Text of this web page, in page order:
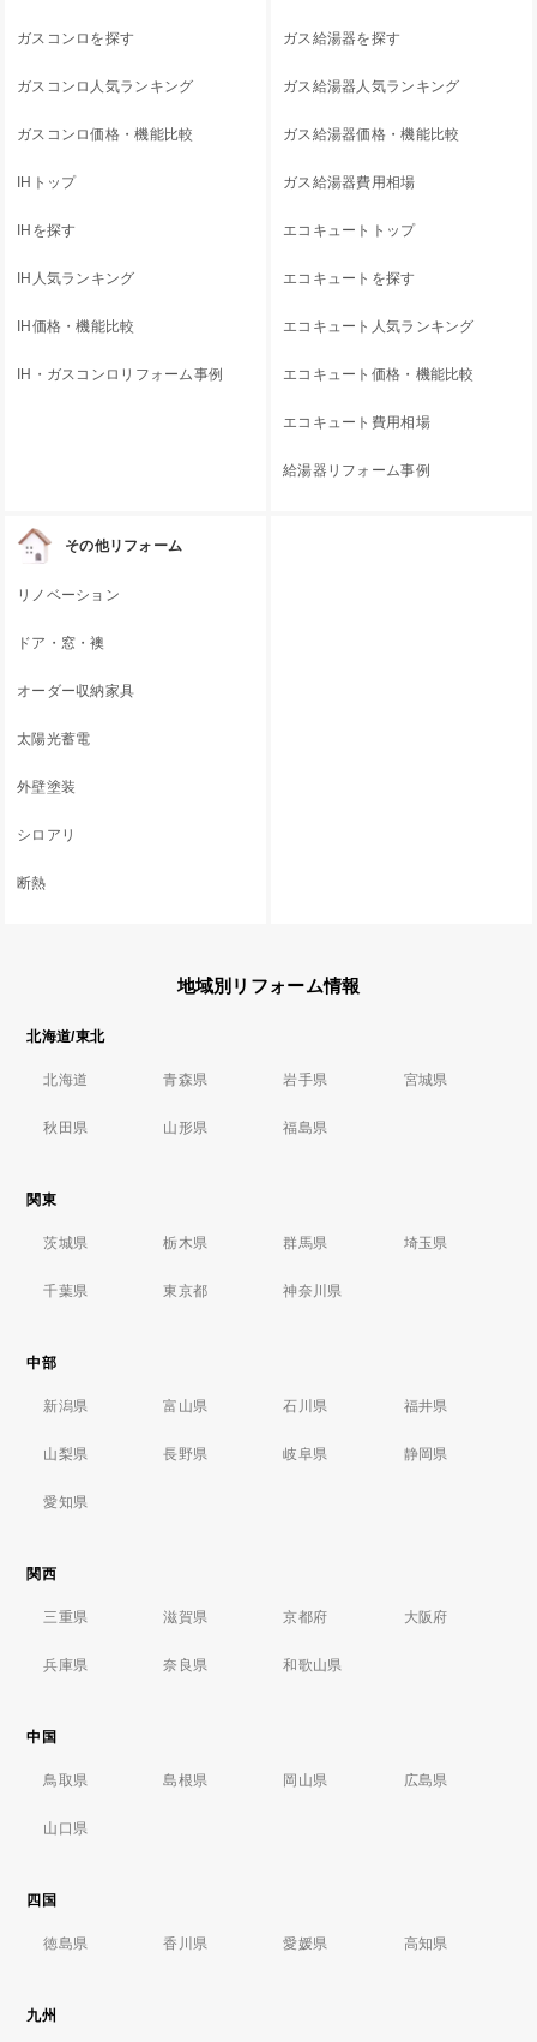
ガスコンロを探す
ガスコンロ人気ランキング
ガスコンロ価格・機能比較
IHトップ
IHを探す
IH人気ランキング
IH価格・機能比較
IH・ガスコンロリフォーム事例
ガス給湯器を探す
ガス給湯器人気ランキング
ガス給湯器価格・機能比較
ガス給湯器費用相場
エコキュートトップ
エコキュートを探す
エコキュート人気ランキング
エコキュート価格・機能比較
エコキュート費用相場
給湯器リフォーム事例
その他リフォーム
リノベーション
ドア・窓・襖
オーダー収納家具
太陽光蓄電
外壁塗装
シロアリ
断熱
地域別リフォーム情報
北海道/東北
北海道 青森県 岩手県 宮城県
秋田県 山形県 福島県
関東
茨城県 栃木県 群馬県 埼玉県
千葉県 東京都 神奈川県
中部
新潟県 富山県 石川県 福井県
山梨県 長野県 岐阜県 静岡県
愛知県
関西
三重県 滋賀県 京都府 大阪府
兵庫県 奈良県 和歌山県
中国
鳥取県 島根県 岡山県 広島県
山口県
四国
徳島県 香川県 愛媛県 高知県
九州